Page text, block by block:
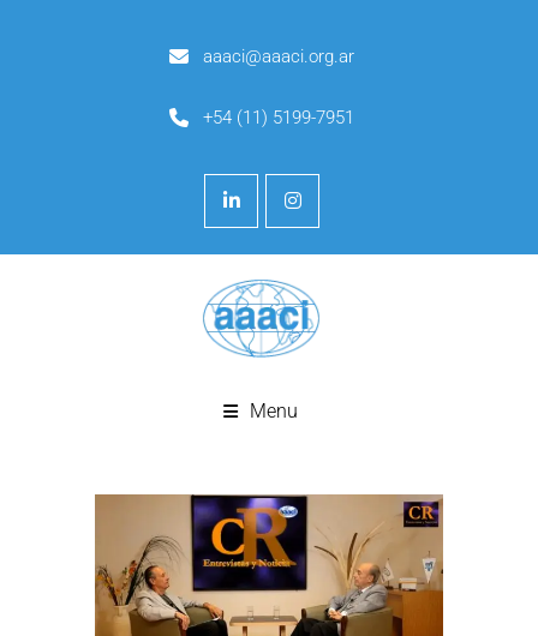
aaaci@aaaci.org.ar
+54 (11) 5199-7951
Menu